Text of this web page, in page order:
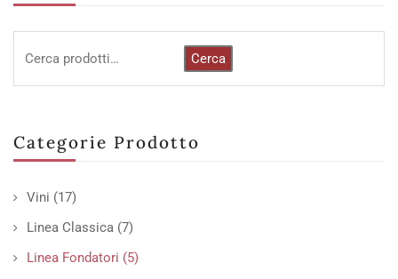
Cerca
Categorie Prodotto
Vini (17)
Linea Classica (7)
Linea Fondatori (5)